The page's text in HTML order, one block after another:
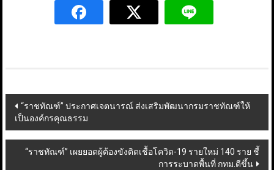
Post
navigation
“ราชทัณฑ์” ประกาศเจตนารณ์ ส่งเสริมพัฒนากรมราชทัณฑ์ให้
เป็นองค์กรคุณธรรม
“ราชทัณฑ์” เผยยอดผู้ต้องขังติดเชื้อโควิด-19 รายใหม่ 140 ราย ชี้
การระบาดพื้นที่ กทม.ดีขึ้น